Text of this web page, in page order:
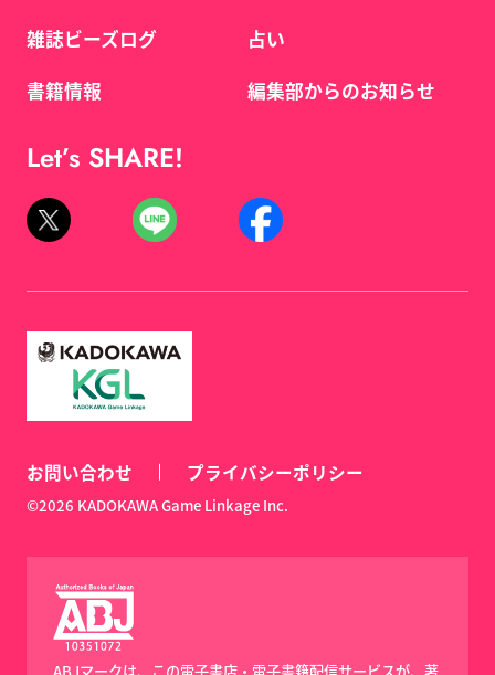
雑誌ビーズログ
書籍情報
占い
編集部からのお知らせ
Let’s SHARE!
お問い合わせ プライバシーポリシー
©2026 KADOKAWA Game Linkage Inc.